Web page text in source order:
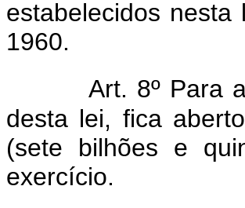
estabelecidos
1960.
Art. 8º Para
desta lei, fica
(sete bilhões e
exercício.